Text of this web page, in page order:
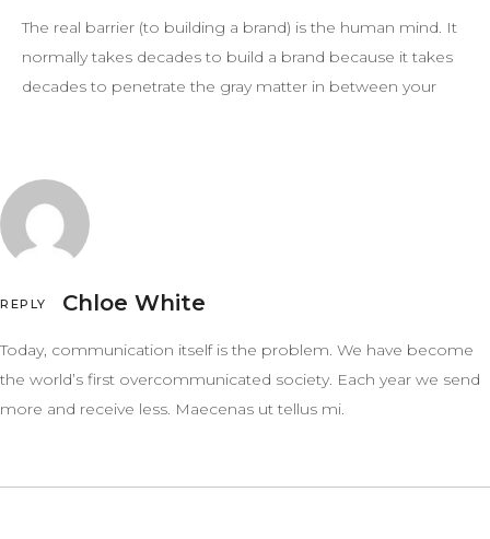
The real barrier (to building a brand) is the human mind. It
normally takes decades to build a brand because it takes
decades to penetrate the gray matter in between your
REPLY Chloe White
Today, communication itself is the problem. We have become
the world’s first overcommunicated society. Each year we send
more and receive less. Maecenas ut tellus mi.